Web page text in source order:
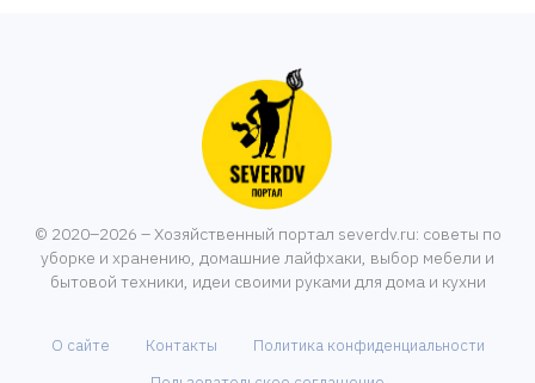
© 2020–2026 – Хозяйственный портал severdv.ru: советы по
уборке и хранению, домашние лайфхаки, выбор мебели и
бытовой техники, идеи своими руками для дома и кухни
О сайте Контакты
Политика конфиденциальности